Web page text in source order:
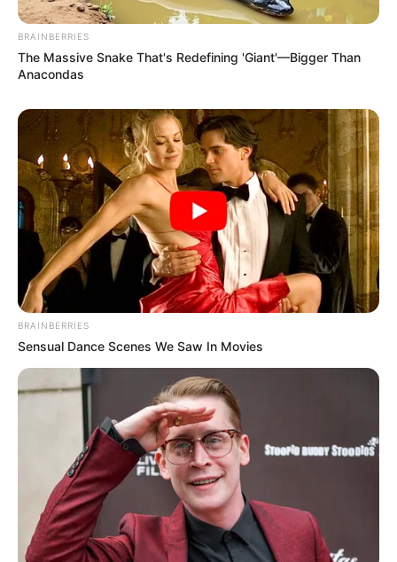
BRAINBERRIES
The Massive Snake That's Redefining 'Giant'—Bigger Than
Anacondas
BRAINBERRIES
Sensual Dance Scenes We Saw In Movies